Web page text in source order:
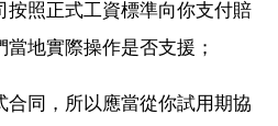
按照正式工資標準向你支付賠
地實際操作是否支援；
同，所以應當從你試用期協